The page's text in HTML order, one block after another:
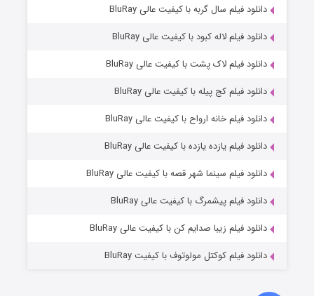
قسمت۶ (زیرنویس) منتشر شد دانلود فیلم سال گربه با کیفیت عالی BluRay
دانلود فیلم لاله کبود با کیفیت عالی BluRay
دانلود فیلم لاک پشت با کیفیت عالی BluRay
دانلود فیلم کج‌ پیله با کیفیت عالی BluRay
دانلود فیلم خانه ارواح با کیفیت عالی BluRay
دانلود فیلم یازده یازده با کیفیت عالی BluRay
دانلود فیلم سینما شهر قصه با کیفیت عالی BluRay
دانلود فیلم پیشمرگ با کیفیت عالی BluRay
دانلود فیلم زیبا صدایم کن با کیفیت عالی BluRay
دانلود فیلم کوکتل مولوتوف با کیفیت BluRay